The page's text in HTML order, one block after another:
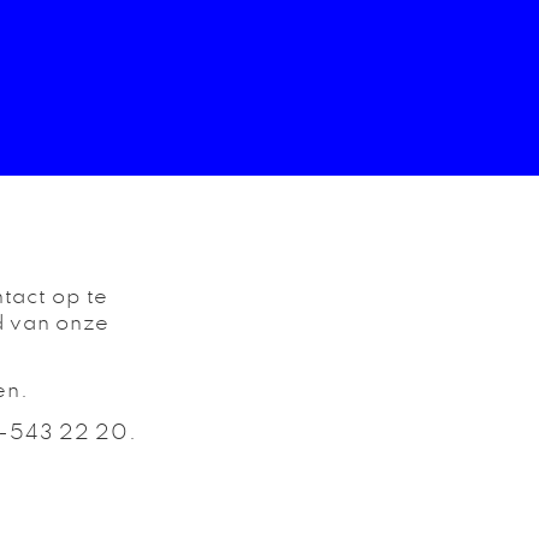
op te
van onze
543 22 20.